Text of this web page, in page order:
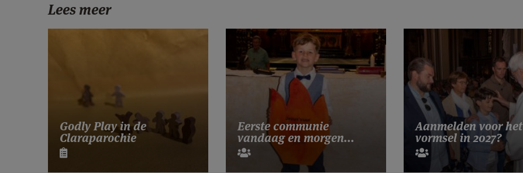
Lees meer
Godly Play in de
Claraparochie
Eerste communie
vandaag en morgen...
Aanmelden voor het
vormsel in 2027?